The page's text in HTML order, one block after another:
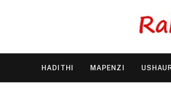
HADITHI MAPENZI